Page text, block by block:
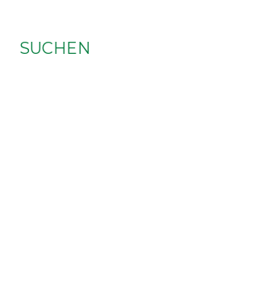
SUCHEN